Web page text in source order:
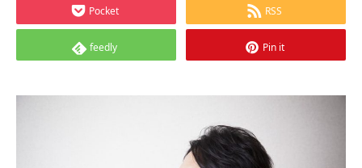
Pocket RSS
feedly Pin it